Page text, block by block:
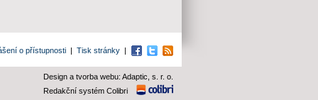
o přístupnosti | Tisk stránky | Facebook
TwitterRSS
Design a tvorba webu: Adaptic, s. r. o.
Redakční systém Colibri